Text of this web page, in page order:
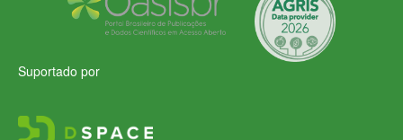
Suportado por